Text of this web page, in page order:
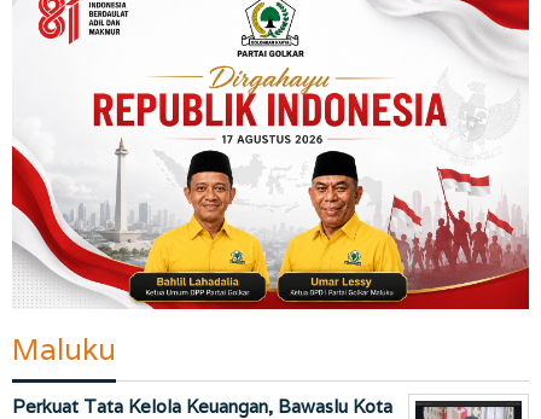
Maluku
Perkuat Tata Kelola Keuangan, Bawaslu Kota